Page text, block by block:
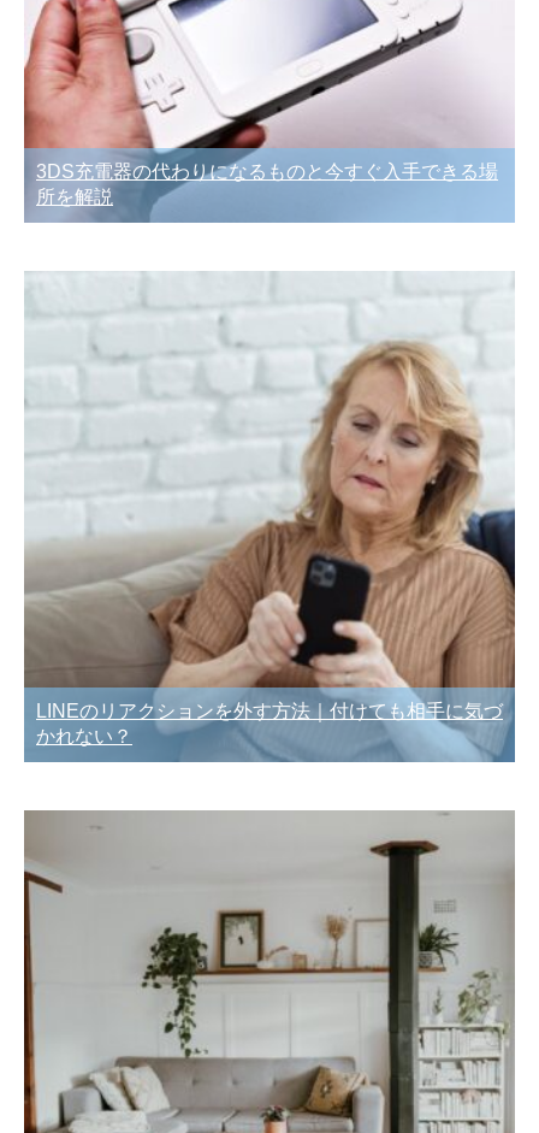
3DS充電器の代わりになるものと今すぐ入手できる場
所を解説
LINEのリアクションを外す方法｜付けても相手に気づ
かれない？